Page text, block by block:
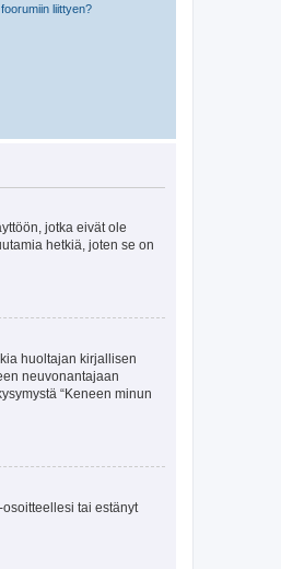
liittyen?
jotka eivät ole
hetkiä, joten se on
huoltajan kirjallisen
neuvonantajaan
“Keneen minun
tai estänyt